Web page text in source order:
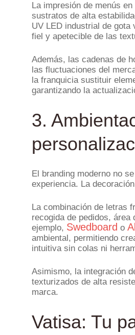
La impresión de menús
sustratos de alta
UV LED industrial de
fiel y apetecible de las
Además, las cadenas de
las fluctuaciones del
la franquicia sustituir
garantizando la
3.
El branding moderno no
experiencia. La
La combinación de letras
recogida de pedidos, área
ejemplo, Swedboard o
ambiental, permitiendo
intuitiva sin colas ni
Asimismo, la integración
texturizados de alta
marca.
Vatisa: Tu